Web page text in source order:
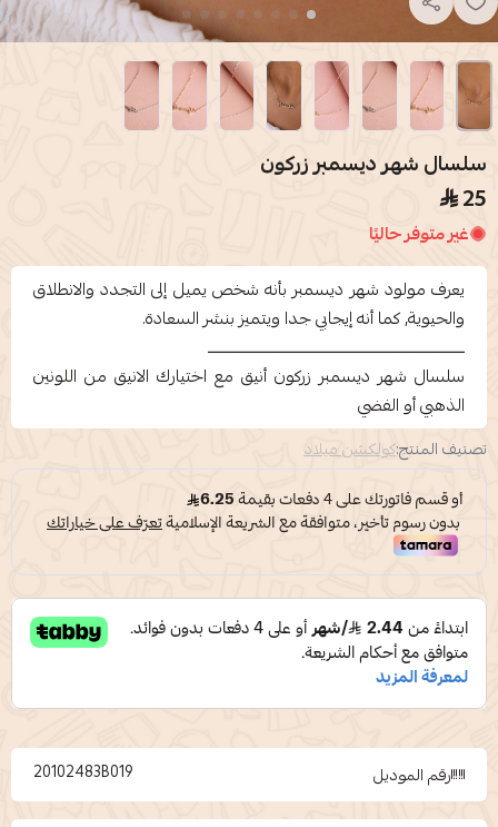
سلسال شهر ديسمبر زركون
25
غير متوفر حاليًا
يعرف مولود شهر ديسمبر بأنه شخص يميل إلى التجدد والانطلاق
والحيوية, كما أنه إيجابي جدا ويتميز بنشر السعادة.
ـــــــــــــــــــــــــــــــــــــــــــــــــــــــــــــــــــــــــــــ
سلسال شهر ديسمبر زركون أنيق مع اختيارك الانيق من اللونين
الذهبي أو الفضي
تصنيف المنتج:كولكشن ميلاد
رقم الموديل 20102483B019